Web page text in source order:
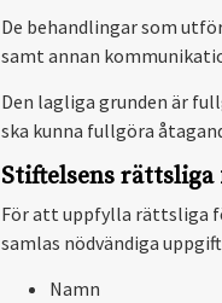
De behandlingar som
samt annan
Den lagliga grunden är
ska kunna fullgöra
Stiftelsens
För att uppfylla rättsliga
samlas nödvändiga
Namn